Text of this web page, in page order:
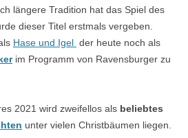
längere Tradition hat das Spiel des
dieser Titel erstmals vergeben.
Hase und Igel der heute noch als
im Programm von Ravensburger zu
2021 wird zweifellos als beliebtes
unter vielen Christbäumen liegen.